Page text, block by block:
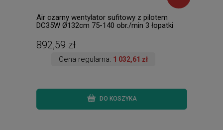
Air czarny wentylator sufitowy z pilotem
DC35W Ø132cm 75-140 obr./min 3 łopatki
892,59 zł
Cena regularna:1 032,61 zł
DO KOSZYKA